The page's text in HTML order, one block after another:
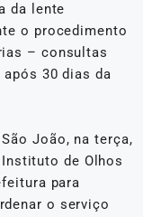
da lente
o procedimento
– consultas
30 dias da
João, na terça,
de Olhos
para
o serviço